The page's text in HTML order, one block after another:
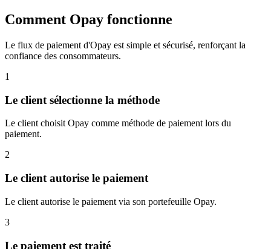
Comment Opay fonctionne
Le flux de paiement d'Opay est simple et sécurisé, renforçant la
confiance des consommateurs.
1
Le client sélectionne la méthode
Le client choisit Opay comme méthode de paiement lors du
paiement.
2
Le client autorise le paiement
Le client autorise le paiement via son portefeuille Opay.
3
Le paiement est traité